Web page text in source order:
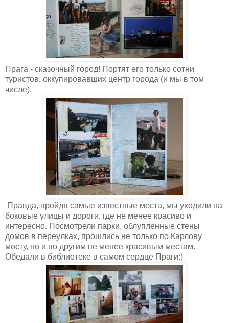
Прага - сказочный город! Портят его только сотни
туристов, оккупировавших центр города (и мы в том
числе).
Правда, пройдя самые известные места, мы уходили на
боковые улицы и дороги, где не менее красиво и
интересно. Посмотрели парки, облупленные стены
домов в переулках, прошлись не только по Карлову
мосту, но и по другим не менее красивым местам.
Обедали в библиотеке в самом сердце Праги:)